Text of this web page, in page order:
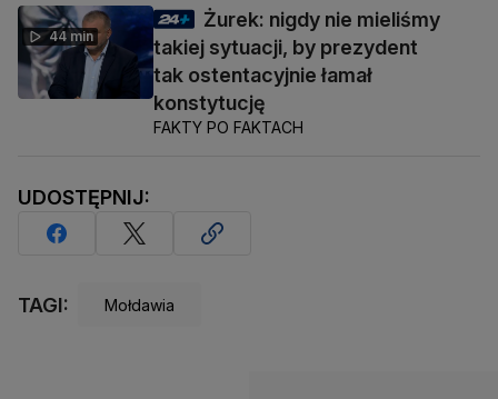
44 min
Żurek: nigdy nie mieliśmy
takiej sytuacji, by prezydent
tak ostentacyjnie łamał
konstytucję
FAKTY PO FAKTACH
UDOSTĘPNIJ:
TAGI: Mołdawia